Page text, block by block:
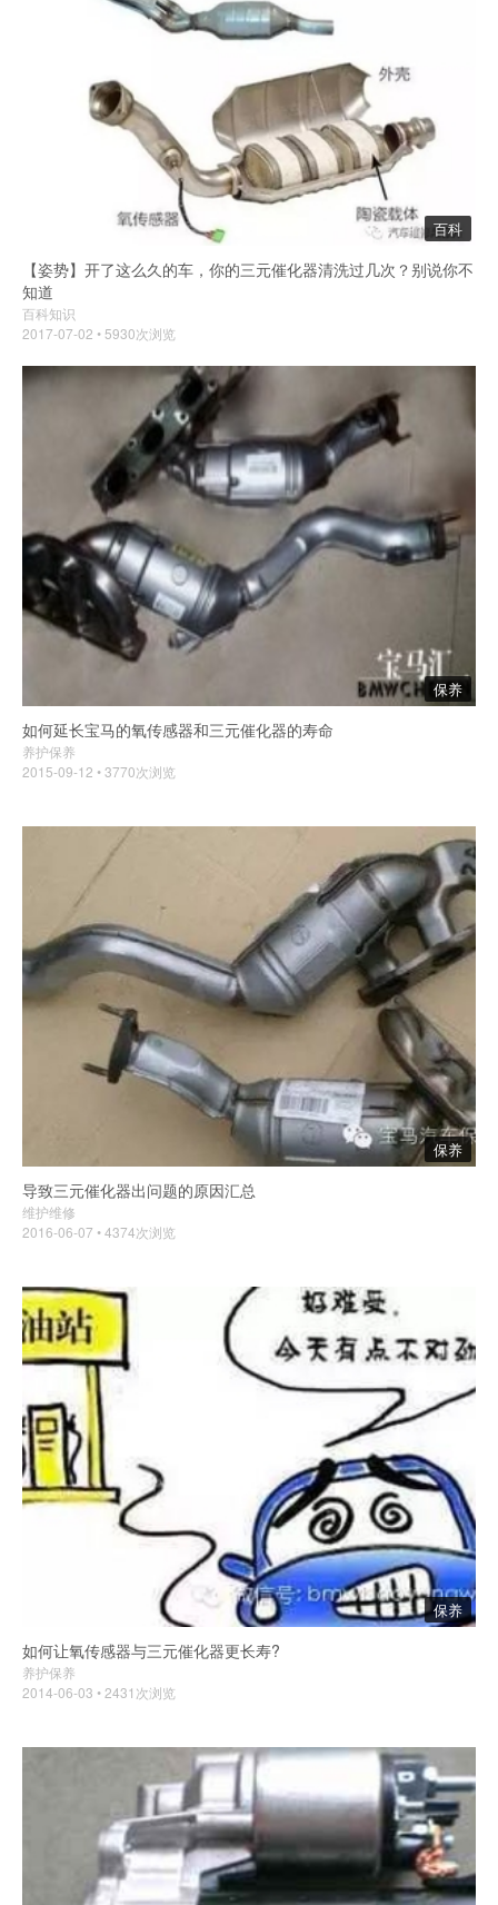
百科
【姿势】开了这么久的车，你的三元催化器清洗过几次？别说你不
知道
百科知识
2017-07-02 • 5930次浏览
保养
如何延长宝马的氧传感器和三元催化器的寿命
养护保养
2015-09-12 • 3770次浏览
保养
导致三元催化器出问题的原因汇总
维护维修
2016-06-07 • 4374次浏览
保养
如何让氧传感器与三元催化器更长寿?
养护保养
2014-06-03 • 2431次浏览